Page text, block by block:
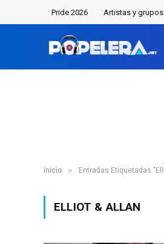
Pride 2026 Artistas y
Inicio » Entradas Etiquetadas
ELLIOT & ALLAN